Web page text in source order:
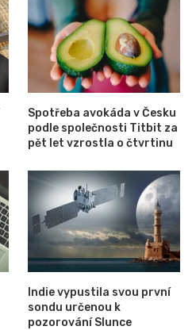
Spotřeba avokáda v Česku
podle společnosti Titbit za
pět let vzrostla o čtvrtinu
Indie vypustila svou první
sondu určenou k
pozorování Slunce